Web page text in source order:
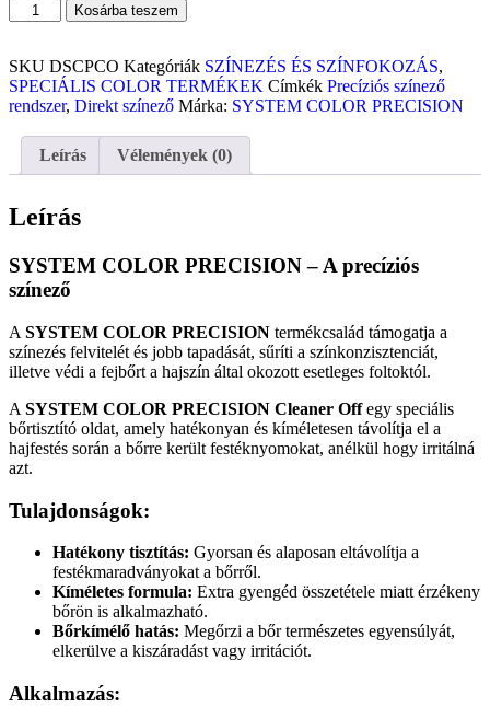
Kosárba teszem
SKU DSCPCO Kategóriák SZÍNEZÉS ÉS SZÍNFOKOZÁS,
SPECIÁLIS COLOR TERMÉKEK Címkék Precíziós színező
rendszer, Direkt színező Márka: SYSTEM COLOR PRECISION
Leírás Vélemények (0)
Leírás
SYSTEM COLOR PRECISION – A precíziós
színező
A SYSTEM COLOR PRECISION termékcsalád támogatja a
színezés felvitelét és jobb tapadását, sűríti a színkonzisztenciát,
illetve védi a fejbőrt a hajszín által okozott esetleges foltoktól.
A SYSTEM COLOR PRECISION Cleaner Offegy speciális
bőrtisztító oldat, amely hatékonyan és kíméletesen távolítja el a
hajfestés során a bőrre került festéknyomokat, anélkül hogy irritálná
azt.
Tulajdonságok:
Hatékony tisztítás: Gyorsan és alaposan eltávolítja a
festékmaradványokat a bőrről.
Kíméletes formula: Extra gyengéd összetétele miatt érzékeny
bőrön is alkalmazható.
Bőrkímélő hatás: Megőrzi a bőr természetes egyensúlyát,
elkerülve a kiszáradást vagy irritációt.
Alkalmazás: